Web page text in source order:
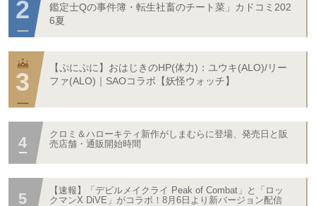
鑑定士Qの事件簿・転生社畜のチート菜」カドコミ202
6夏
【ぷにぷに】おはじきのHP(体力)：ユウキ(ALO)/リー
ファ(ALO)｜SAOコラボ【妖怪ウォッチ】
クロミ＆ハローキティ新作がしまむらに登場、発売日と販
売店舗・通販開始時間
【速報】「デビルメイクライ Peak of Combat」と「ロッ
クマンX DiVE」がコラボ！8月6日より新バージョン配信